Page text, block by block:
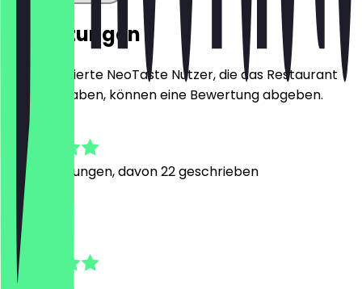
Bewertungen
Nur registrierte NeoTaste Nutzer, die das Restaurant
besucht haben, können eine Bewertung abgeben.
Bewertungen, davon 22 geschrieben
test